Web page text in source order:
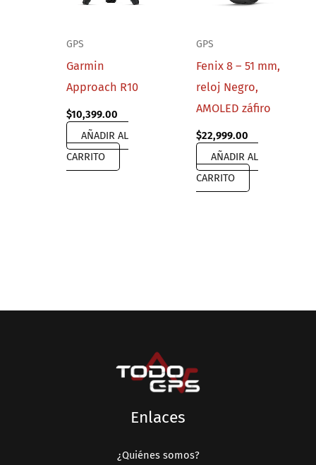
GPS
Garmin
Approach R10
$10,399.00
AÑADIR AL
CARRITO
GPS
Fenix 8 – 51 mm,
reloj Negro,
AMOLED záfiro
$22,999.00
AÑADIR AL
CARRITO
Enlaces
¿Quiénes somos?